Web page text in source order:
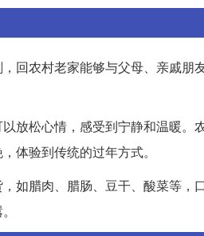
回农村老家能够与父母、亲戚朋
放松心情，感受到宁静和温暖。
体验到传统的过年方式。
如腊肉、腊肠、豆干、酸菜等，